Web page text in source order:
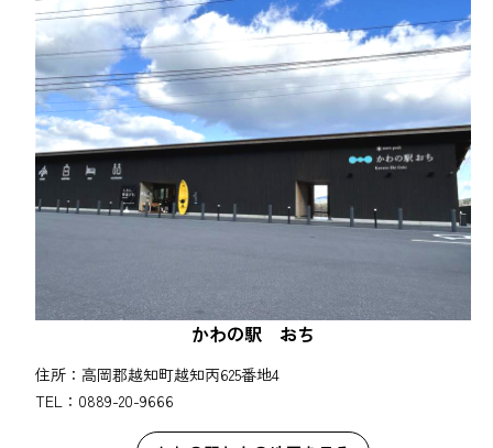
かわの駅 おち
住所：高岡郡越知町越知丙625番地4
TEL：0889-20-9666